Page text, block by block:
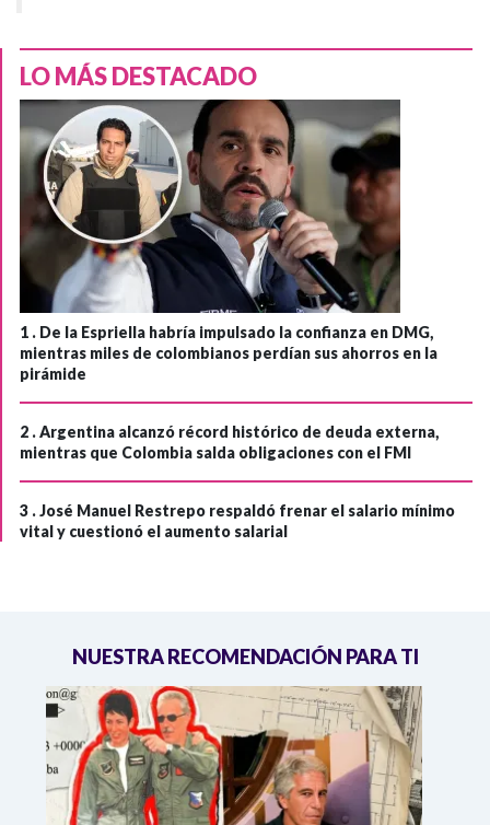
LO MÁS DESTACADO
1 . De la Espriella habría impulsado la confianza en DMG,
mientras miles de colombianos perdían sus ahorros en la
pirámide
2 .Argentina alcanzó récord histórico de deuda externa,
mientras que Colombia salda obligaciones con el FMI
3 .José Manuel Restrepo respaldó frenar el salario mínimo
vital y cuestionó el aumento salarial
NUESTRA RECOMENDACIÓN PARA TI